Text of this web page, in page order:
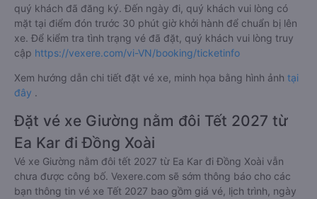
quý khách đã đăng ký. Đến ngày đi, quý khách vui lòng có
mặt tại điểm đón trước 30 phút giờ khởi hành để chuẩn bị lên
xe. Để kiểm tra tình trạng vé đã đặt, quý khách vui lòng truy
cập https://vexere.com/vi-VN/booking/ticketinfo
Xem hướng dẫn chi tiết đặt vé xe, minh họa bằng hình ảnh tại
đây .
Đặt vé xe Giường nằm đôi Tết 2027 từ
Ea Kar đi Đồng Xoài
Vé xe Giường nằm đôi tết 2027 từ Ea Kar đi Đồng Xoài vẫn
chưa được công bố. Vexere.com sẽ sớm thông báo cho các
bạn thông tin vé xe Tết 2027 bao gồm giá vé, lịch trình, ngày